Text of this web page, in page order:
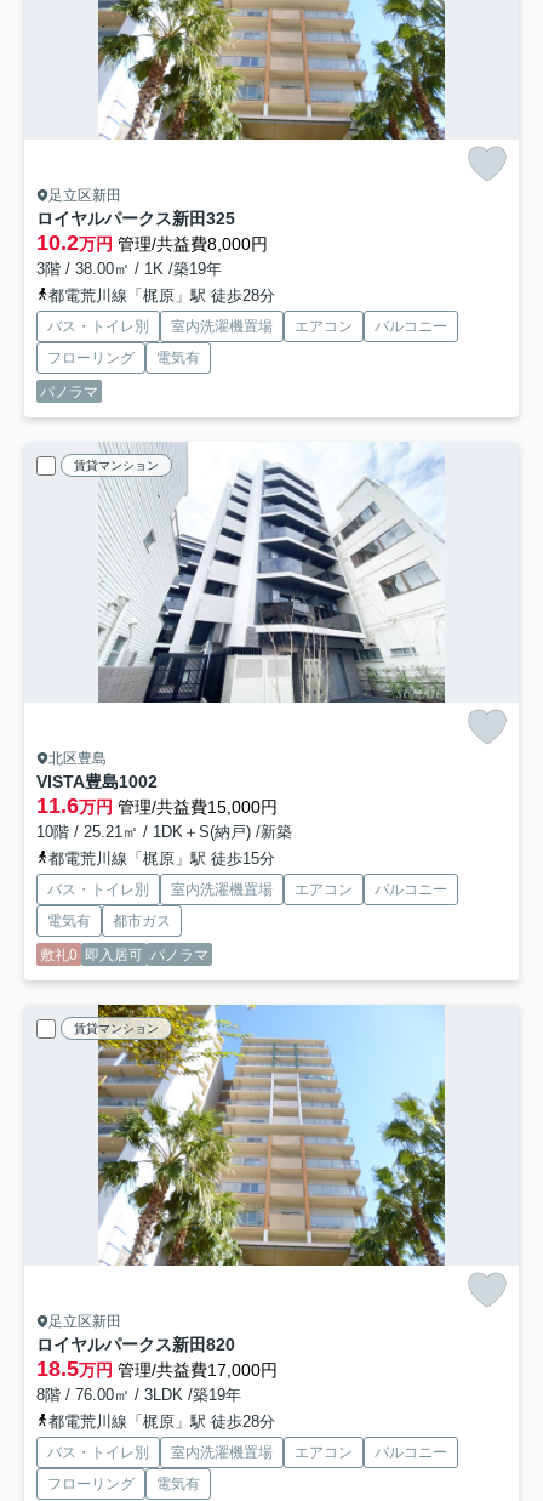
足立区新田
ロイヤルパークス新田325
10.2万円 管理/共益費8,000円
3階 / 38.00㎡ / 1K /築19年
都電荒川線「梶原」駅 徒歩28分
バス・トイレ別 室内洗濯機置場 エアコン
バルコニー
フローリング
電気有
パノラマ
賃貸マンション
北区豊島
VISTA豊島1002
11.6万円 管理/共益費15,000円
10階 / 25.21㎡ / 1DK＋S(納戸) /新築
都電荒川線「梶原」駅 徒歩15分
バス・トイレ別 室内洗濯機置場 エアコン
バルコニー
電気有
都市ガス
敷礼0 即入居可 パノラマ
賃貸マンション
足立区新田
ロイヤルパークス新田820
18.5万円 管理/共益費17,000円
8階 / 76.00㎡ / 3LDK /築19年
都電荒川線「梶原」駅 徒歩28分
バス・トイレ別 室内洗濯機置場 エアコン
バルコニー
フローリング
電気有